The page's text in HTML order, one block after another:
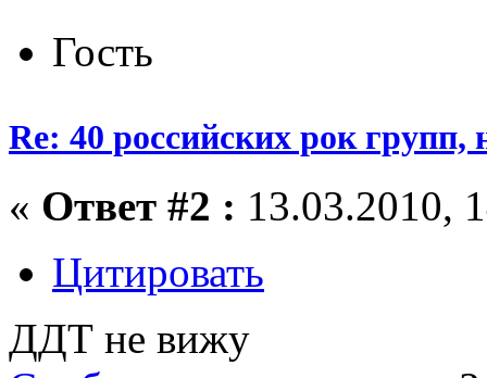
Гость
Re: 40 российских рок групп,
« Ответ #2 : 13.03.2010,
Цитировать
ДДТ не вижу